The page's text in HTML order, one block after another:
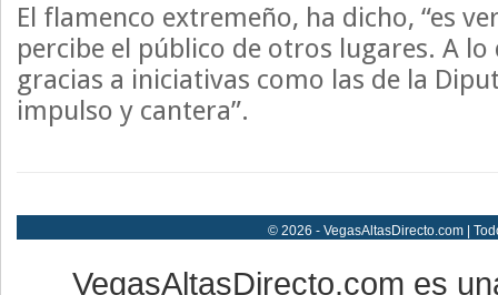
El flamenco extremeño, ha dicho, “es
percibe el público de otros lugares. A
gracias a iniciativas como las de la
impulso y cantera”.
© 2026 - VegasAltasDirecto.com |
VegasAltasDirecto.com es